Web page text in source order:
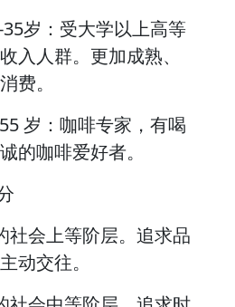
35岁：受大学以上高等
入人群。更加成熟、
费。
岁：咖啡专家，有喝
的咖啡爱好者。
社会上等阶层。追求品
动交往。